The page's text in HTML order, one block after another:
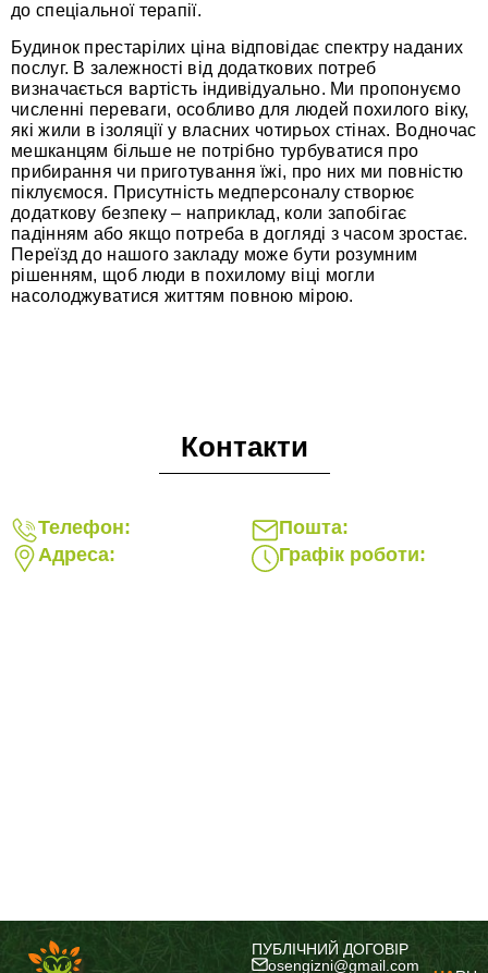
до спеціальної терапії.
Будинок престарілих ціна відповідає спектру наданих
послуг. В залежності від додаткових потреб
визначається вартість індивідуально. Ми пропонуємо
численні переваги, особливо для людей похилого віку,
які жили в ізоляції у власних чотирьох стінах. Водночас
мешканцям більше не потрібно турбуватися про
прибирання чи приготування їжі, про них ми повністю
піклуємося. Присутність медперсоналу створює
додаткову безпеку – наприклад, коли запобігає
падінням або якщо потреба в догляді з часом зростає.
Переїзд до нашого закладу може бути розумним
рішенням, щоб люди в похилому віці могли
насолоджуватися життям повною мірою.
Контакти
Телефон:
Пошта:
Адреса:
Графік роботи:
ПУБЛІЧНИЙ ДОГОВІР
osengizni@gmail.com